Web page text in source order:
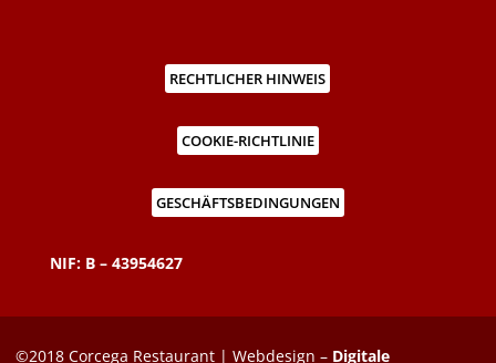
RECHTLICHER HINWEIS
COOKIE-RICHTLINIE
GESCHÄFTSBEDINGUNGEN
NIF: B – 43954627
©2018 Corcega Restaurant | Webdesign – Digitale